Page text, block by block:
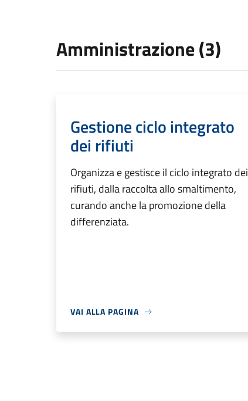
Amministrazione (3)
Gestione ciclo integrato
dei rifiuti
Organizza e gestisce il ciclo integrato dei
rifiuti, dalla raccolta allo smaltimento,
curando anche la promozione della
differenziata.
VAI ALLA PAGINA